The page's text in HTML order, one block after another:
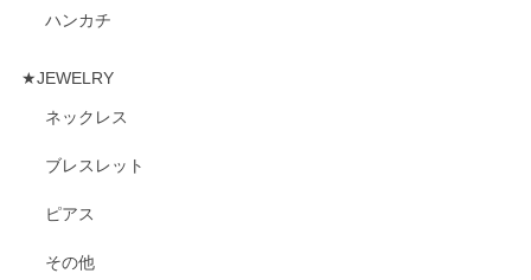
ハンカチ
★JEWELRY
ネックレス
ブレスレット
ピアス
その他